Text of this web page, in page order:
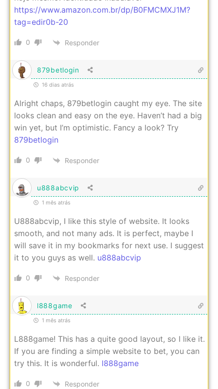
https://www.amazon.com.br/dp/B0FMCMXJ1M?
tag=edir0b-20
0 Responder
879betlogin
16 dias atrás
Alright chaps, 879betlogin caught my eye. The site
looks clean and easy on the eye. Haven’t had a big
win yet, but I’m optimistic. Fancy a look? Try
879betlogin
0 Responder
u888abcvip
1 mês atrás
U888abcvip, I like this style of website. It looks
smooth, and not many ads. It is perfect, maybe I
will save it in my bookmarks for next use. I suggest
it to you guys as well. u888abcvip
0 Responder
l888game
1 mês atrás
L888game! This has a quite good layout, so I like it.
If you are finding a simple website to bet, you can
try this. It is wonderful. l888game
0 Responder